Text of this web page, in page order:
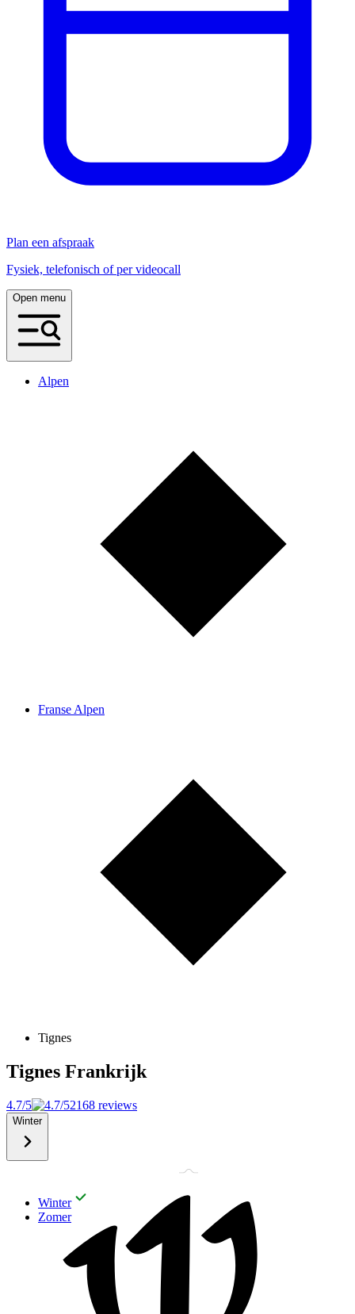
Plan een afspraak
Fysiek, telefonisch of per videocall
Open menu
Alpen
Franse Alpen
Tignes
Tignes Frankrijk
4.7/5 2168 reviews
Winter
Winter
Zomer